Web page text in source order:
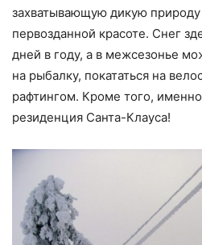
захватывающую дикую
первозданной красоте. Снег
дней в году, а в межсезонье
на рыбалку, покататься на
рафтингом. Кроме того,
резиденция Санта-Клауса!